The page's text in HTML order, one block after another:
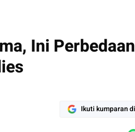
Ini
Ikuti kumparan